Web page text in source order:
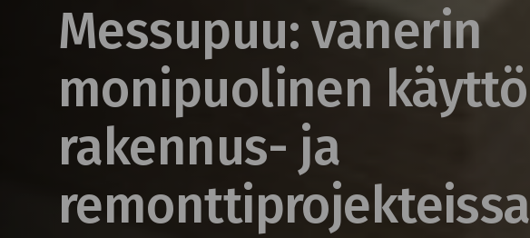
Messupuu: vanerin
monipuolinen käyttö
rakennus- ja
remonttiprojekteissa